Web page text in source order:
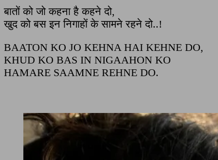
बातों को जो कहना है कहने दो,
खुद को बस इन निगाहों के सामने रहने दो..!
BAATON KO JO KEHNA HAI KEHNE DO,
KHUD KO BAS IN NIGAAHON KO
HAMARE SAAMNE REHNE DO.